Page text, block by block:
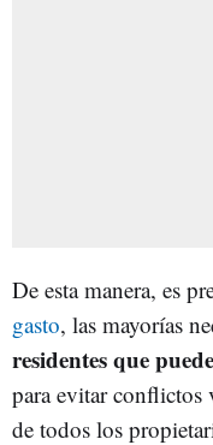
De esta manera, es
gasto, las mayorías
residentes que
para evitar conflictos
de todos los